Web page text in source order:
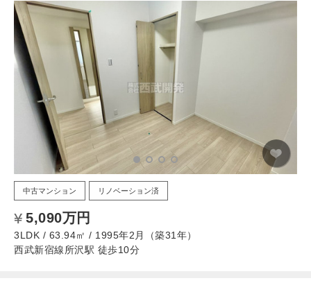
中古マンション リノベーション済
5,090万円
3LDK / 63.94㎡ / 1995年2月（築31年）
西武新宿線所沢駅 徒歩10分